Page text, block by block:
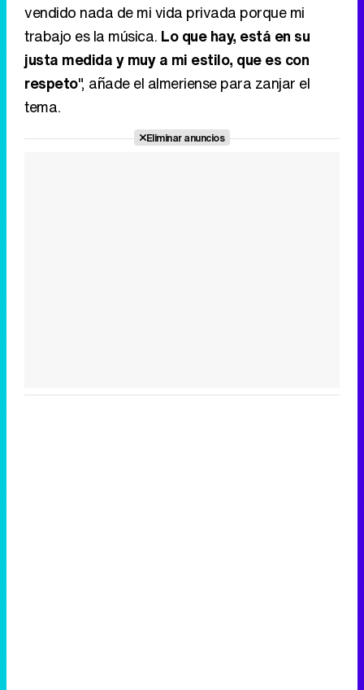
vendido nada de mi vida privada porque mi
trabajo es la música. Lo que hay, está en su
justa medida y muy a mi estilo, que es con
respeto", añade el almeriense para zanjar el
tema.
Eliminar anuncios